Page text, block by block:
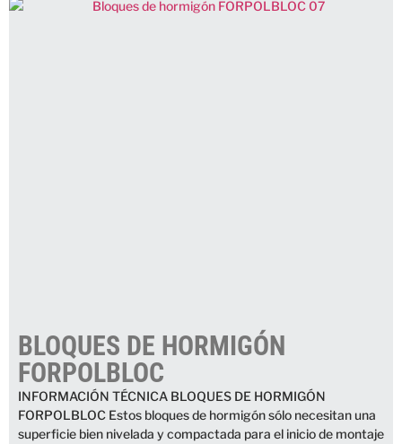
BLOQUES DE HORMIGÓN
FORPOLBLOC
INFORMACIÓN TÉCNICA BLOQUES DE HORMIGÓN
FORPOLBLOC Estos bloques de hormigón sólo necesitan una
superficie bien nivelada y compactada para el inicio de montaje